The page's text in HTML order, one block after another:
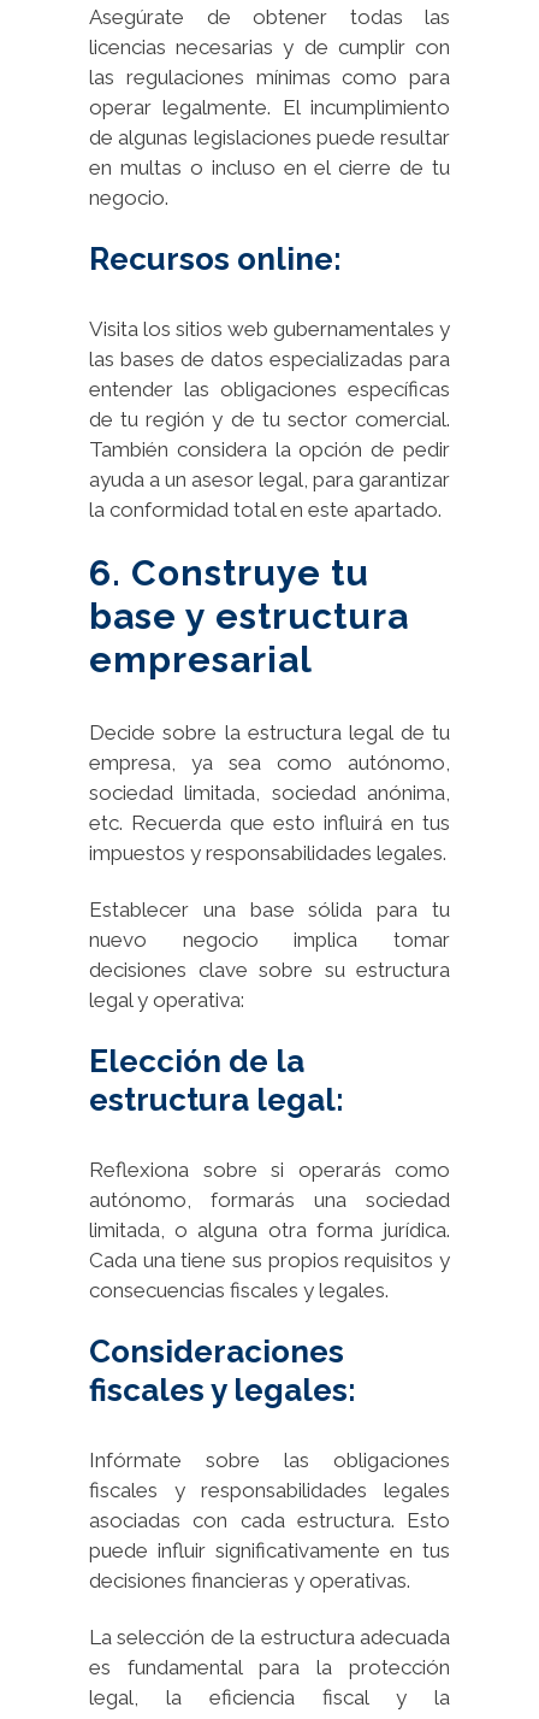
Asegúrate de obtener todas las
licencias necesarias y de cumplir con
las regulaciones mínimas como para
operar legalmente. El incumplimiento
de algunas legislaciones puede resultar
en multas o incluso en el cierre de tu
negocio.
Recursos online:
Visita los sitios web gubernamentales y
las bases de datos especializadas para
entender las obligaciones específicas
de tu región y de tu sector comercial.
También considera la opción de pedir
ayuda a un asesor legal, para garantizar
la conformidad total en este apartado.
6. Construye tu
base y estructura
empresarial
Decide sobre la estructura legal de tu
empresa, ya sea como autónomo,
sociedad limitada, sociedad anónima,
etc. Recuerda que esto influirá en tus
impuestos y responsabilidades legales.
Establecer una base sólida para tu
nuevo negocio implica tomar
decisiones clave sobre su estructura
legal y operativa:
Elección de la
estructura legal:
Reflexiona sobre si operarás como
autónomo, formarás una sociedad
limitada, o alguna otra forma jurídica.
Cada una tiene sus propios requisitos y
consecuencias fiscales y legales.
Consideraciones
fiscales y legales:
Infórmate sobre las obligaciones
fiscales y responsabilidades legales
asociadas con cada estructura. Esto
puede influir significativamente en tus
decisiones financieras y operativas.
La selección de la estructura adecuada
es fundamental para la protección
legal, la eficiencia fiscal y la